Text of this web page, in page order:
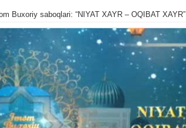
Buxoriy saboqlari: “NIYAT XAYR – OQIBAT XAYR”